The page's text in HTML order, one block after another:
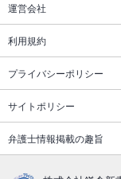
運営会社
利用規約
プライバシーポリシー
サイトポリシー
弁護士情報掲載の趣旨